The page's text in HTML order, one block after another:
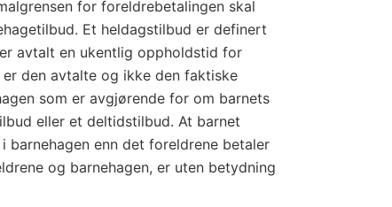
for foreldrebetalingen skal
Et heldagstilbud er definert
avtalt en ukentlig oppholdstid for
den avtalte og ikke den faktiske
som er avgjørende for om barnets
eller et deltidstilbud. At barnet
enn det foreldrene betaler
og barnehagen, er uten betydning